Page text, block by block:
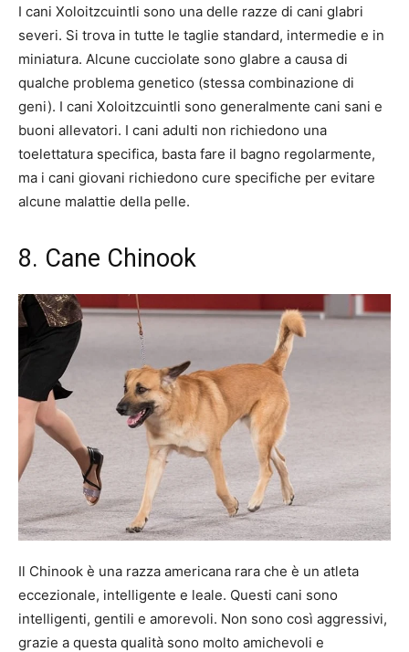
I cani Xoloitzcuintli sono una delle razze di cani glabri
severi. Si trova in tutte le taglie standard, intermedie e in
miniatura. Alcune cucciolate sono glabre a causa di
qualche problema genetico (stessa combinazione di
geni). I cani Xoloitzcuintli sono generalmente cani sani e
buoni allevatori. I cani adulti non richiedono una
toelettatura specifica, basta fare il bagno regolarmente,
ma i cani giovani richiedono cure specifiche per evitare
alcune malattie della pelle.
8. Cane Chinook
Il Chinook è una razza americana rara che è un atleta
eccezionale, intelligente e leale. Questi cani sono
intelligenti, gentili e amorevoli. Non sono così aggressivi,
grazie a questa qualità sono molto amichevoli e